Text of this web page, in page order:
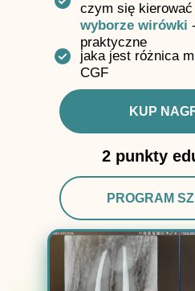
KUP
PROGRAM
czym się kierować
wyborze wirówki
praktyczne
jaka jest różnica
CGF
2 punkty